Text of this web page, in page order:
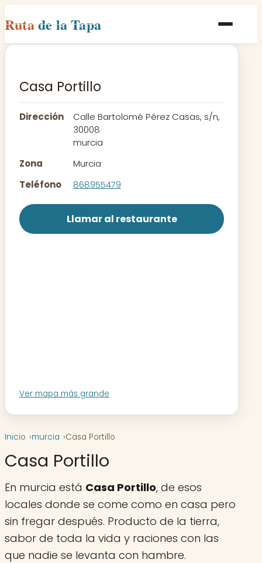
Rutade la Tapa
Inicio
Rutas
Contacto
Casa Portillo
Dirección
Calle Bartolomé Pérez Casas, s/n,
30008
murcia
Zona
Murcia
Teléfono
868955479
Llamar al restaurante
Ver mapa más grande
Inicio murcia Casa Portillo
Casa Portillo
En murcia está Casa Portillo, de esos
locales donde se come como en casa pero
sin fregar después. Producto de la tierra,
sabor de toda la vida y raciones con las
que nadie se levanta con hambre.